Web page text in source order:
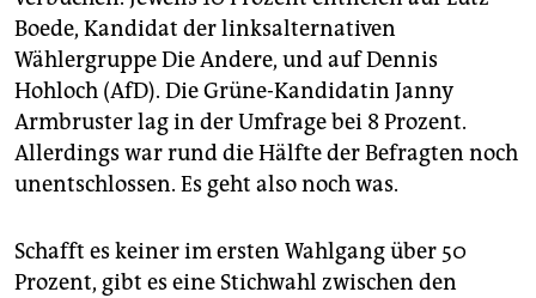
Boede, Kandidat der linksalternativen
Wählergruppe Die Andere, und auf Dennis
Hohloch (AfD). Die Grüne-Kandidatin Janny
Armbruster lag in der Umfrage bei 8 Prozent.
Allerdings war rund die Hälfte der Befragten noch
unentschlossen. Es geht also noch was.
Schafft es keiner im ersten Wahlgang über 50
Prozent, gibt es eine Stichwahl zwischen den